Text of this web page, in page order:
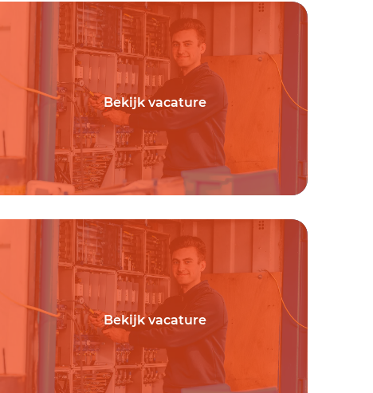
Bekijk vacature
Bekijk vacature